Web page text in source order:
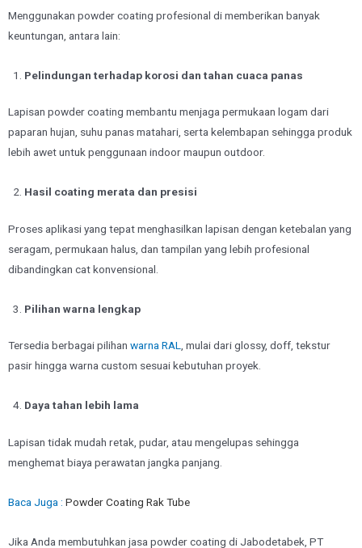
Menggunakan powder coating profesional di memberikan banyak
keuntungan, antara lain:
Pelindungan terhadap korosi dan tahan cuaca panas
Lapisan powder coating membantu menjaga permukaan logam dari
paparan hujan, suhu panas matahari, serta kelembapan sehingga produk
lebih awet untuk penggunaan indoor maupun outdoor.
Hasil coating merata dan presisi
Proses aplikasi yang tepat menghasilkan lapisan dengan ketebalan yang
seragam, permukaan halus, dan tampilan yang lebih profesional
dibandingkan cat konvensional.
Pilihan warna lengkap
Tersedia berbagai pilihan warna RAL, mulai dari glossy, doff, tekstur
pasir hingga warna custom sesuai kebutuhan proyek.
Daya tahan lebih lama
Lapisan tidak mudah retak, pudar, atau mengelupas sehingga
menghemat biaya perawatan jangka panjang.
Baca Juga : Powder Coating Rak Tube
Jika Anda membutuhkan jasa powder coating di Jabodetabek, PT